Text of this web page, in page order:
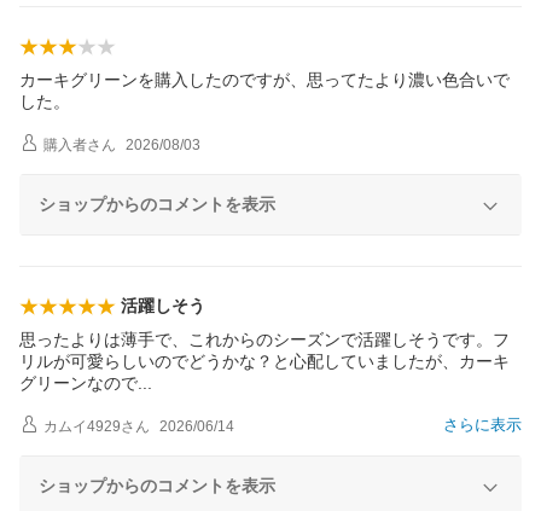
カーキグリーンを購入したのですが、思ってたより濃い色合いで
した。
購入者さん 2026/08/03
ショップからのコメントを表示
活躍しそう
思ったよりは薄手で、これからのシーズンで活躍しそうです。フ
リルが可愛らしいのでどうかな？と心配していましたが、カーキ
グリーンなので
さらに表示
カムイ4929さん 2026/06/14
ショップからのコメントを表示